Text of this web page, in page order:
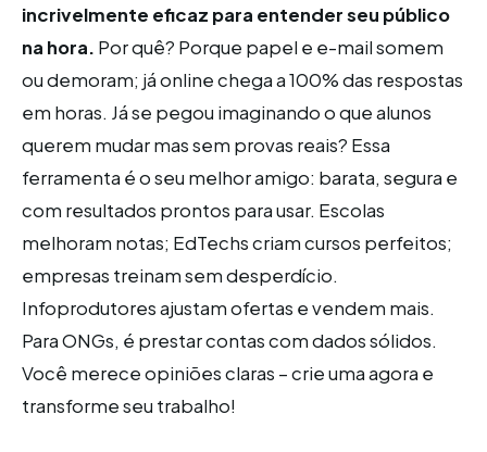
incrivelmente eficaz para entender seu público
na hora. Por quê? Porque papel e e-mail somem
ou demoram; já online chega a 100% das respostas
em horas. Já se pegou imaginando o que alunos
querem mudar mas sem provas reais? Essa
ferramenta é o seu melhor amigo: barata, segura e
com resultados prontos para usar. Escolas
melhoram notas; EdTechs criam cursos perfeitos;
empresas treinam sem desperdício.
Infoprodutores ajustam ofertas e vendem mais.
Para ONGs, é prestar contas com dados sólidos.
Você merece opiniões claras – crie uma agora e
transforme seu trabalho!